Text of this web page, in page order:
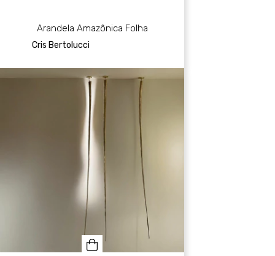
Arandela Amazônica Folha
Cris Bertolucci